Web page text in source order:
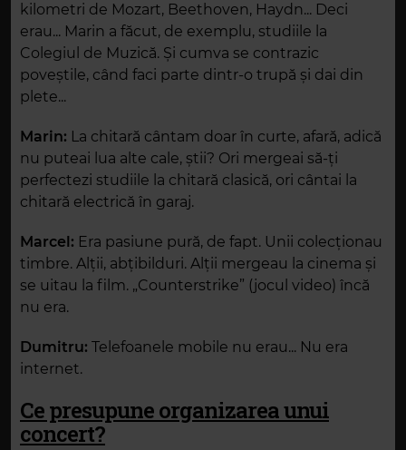
kilometri de Mozart, Beethoven, Haydn... Deci
erau... Marin a făcut, de exemplu, studiile la
Colegiul de Muzică. Și cumva se contrazic
poveștile, când faci parte dintr-o trupă și dai din
plete...
Marin: La chitară cântam doar în curte, afară, adică
nu puteai lua alte cale, știi? Ori mergeai să-ți
perfectezi studiile la chitară clasică, ori cântai la
chitară electrică în garaj.
Marcel: Era pasiune pură, de fapt. Unii colecționau
timbre. Alții, abțibilduri. Alții mergeau la cinema și
se uitau la film. „Counterstrike” (jocul video) încă
nu era.
Dumitru: Telefoanele mobile nu erau... Nu era
internet.
Ce presupune organizarea unui
concert?